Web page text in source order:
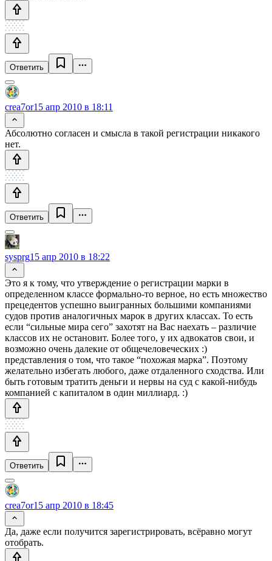
Ответить
crea7or15 апр 2010 в 18:11
Абсолютно согласен и смысла в такой регистрации никакого
нет.
Ответить
sysprg15 апр 2010 в 18:22
Это я к тому, что утверждение о регистрации марки в
определенном классе формально-то верное, но есть множество
прецедентов успешно выигранных большими компаниями
судов против аналогичных марок в других классах. То есть
если “сильные мира сего” захотят на Вас наехать – различие
классов их не остановит. Более того, у их адвокатов свои, и
возможно очень далекие от общечеловеческих :)
представления о том, что такое “похожая марка”. Поэтому
желательно избегать любого, даже отдаленного сходства. Или
быть готовым тратить деньги и нервы на суд с какой-нибудь
компанией с капиталом в один миллиард. :)
Ответить
crea7or15 апр 2010 в 18:45
Да, даже если получится зарегистрировать, всёравно могут
отобрать.